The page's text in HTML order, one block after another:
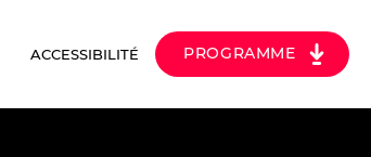
ACCESSIBILITÉ PROGRAMME